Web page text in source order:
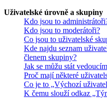
Uživatelské úrovně a skupiny
Kdo jsou to
Kdo jsou to moderátoři?
Co jsou to uživatelské
Kde najdu seznam
členem skupiny?
Jak se můžu stát
Proč mají některé
Co je to „Výchozí
K čemu slouží odkaz